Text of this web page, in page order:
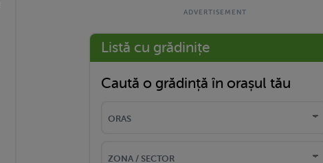
Listă cu grădinițe
Caută o grădință în orașul tău